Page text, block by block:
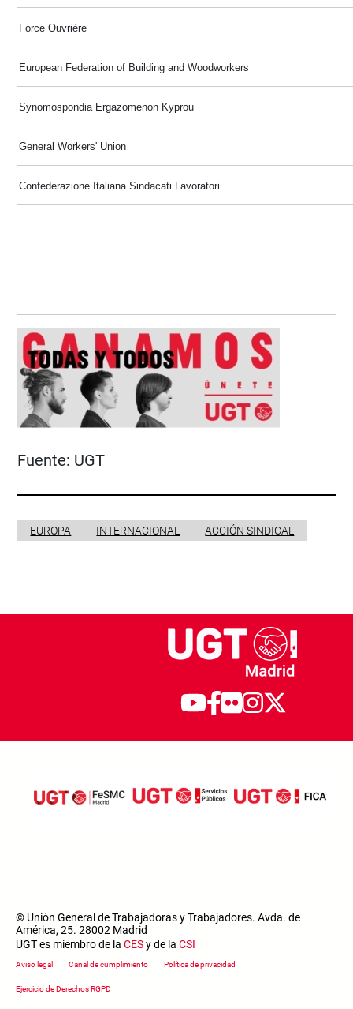
Force Ouvrière
European Federation of Building and Woodworkers
Synomospondia Ergazomenon Kyprou
General Workers' Union
Confederazione Italiana Sindacati Lavoratori
Fuente: UGT
EUROPA INTERNACIONAL ACCIÓN SINDICAL
© Unión General de Trabajadoras y Trabajadores. Avda. de
América, 25. 28002 Madrid
UGT es miembro de la CESy de la CSI
Footer menu
Aviso legal Canal de cumplimiento Política de privacidad
Ejercicio de Derechos RGPD